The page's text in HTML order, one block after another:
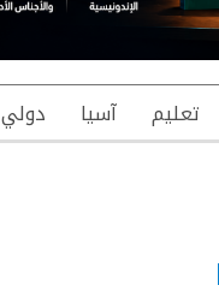
تعليم آسيا دولي